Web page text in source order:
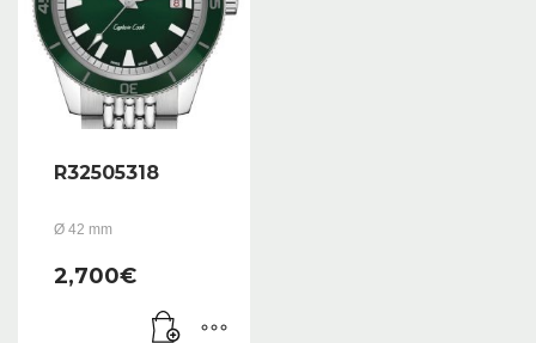
R32505318
Ø 42 mm
2,700€